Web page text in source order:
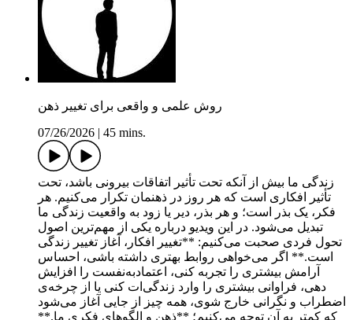
روش علمی و واقعی برای تغییر ذهن
07/26/2026
45 mins.
زندگی ما بیش از آنکه تحت تأثیر اتفاقات بیرونی باشد، تحت
تأثیر افکاری است که هر روز در ذهنمان تکرار می‌کنیم. هر
فکر، یک بذر است؛ و هر بذر، دیر یا زود به واقعیت زندگی ما
تبدیل می‌شود. در این ویدیو درباره یکی از مهم‌ترین اصول
تحول فردی صحبت می‌کنیم: **تغییر افکار، آغاز تغییر زندگی
است.** اگر می‌خواهی روابط بهتری داشته باشی، احساس
آرامش بیشتری را تجربه کنی، اعتمادبه‌نفست را افزایش
دهی، فراوانی بیشتری را وارد زندگی‌ات کنی یا از چرخه‌ی
اضطراب و نگرانی خارج شوی، همه چیز از جایی آغاز می‌شود
که کمتر به آن توجه می‌کنیم؛ **ذهن و الگوهای فکری ما.**